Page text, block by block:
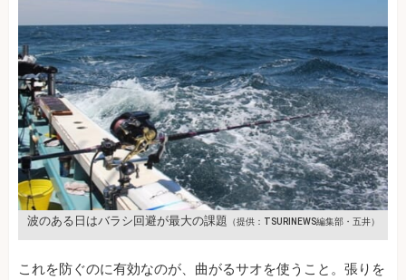
波のある日はバラシ回避が最大の課題 （提供：TSURINEWS編集部・五井）
これを防ぐのに有効なのが、曲がるサオを使うこと。張りを